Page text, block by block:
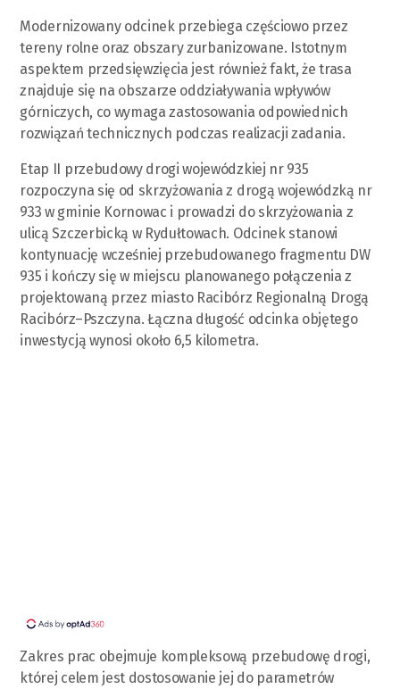
Modernizowany odcinek przebiega częściowo przez
tereny rolne oraz obszary zurbanizowane. Istotnym
aspektem przedsięwzięcia jest również fakt, że trasa
znajduje się na obszarze oddziaływania wpływów
górniczych, co wymaga zastosowania odpowiednich
rozwiązań technicznych podczas realizacji zadania.
Etap II przebudowy drogi wojewódzkiej nr 935
rozpoczyna się od skrzyżowania z drogą wojewódzką nr
933 w gminie Kornowac i prowadzi do skrzyżowania z
ulicą Szczerbicką w Rydułtowach. Odcinek stanowi
kontynuację wcześniej przebudowanego fragmentu DW
935 i kończy się w miejscu planowanego połączenia z
projektowaną przez miasto Racibórz Regionalną Drogą
Racibórz–Pszczyna. Łączna długość odcinka objętego
inwestycją wynosi około 6,5 kilometra.
Zakres prac obejmuje kompleksową przebudowę drogi,
której celem jest dostosowanie jej do parametrów